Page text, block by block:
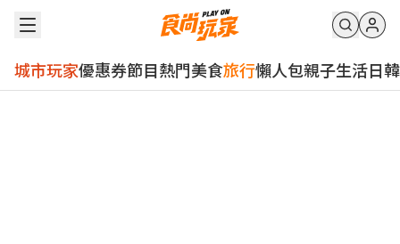
城市玩家優惠券節目熱門美食旅行懶人包親子生活日韓